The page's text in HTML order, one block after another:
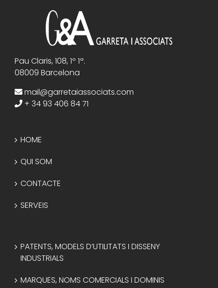
Pau Claris, 108, 1º 1ª.
08009 Barcelona
mail@garretaiassociats.com
+ 34 93 406 84 71
HOME
QUI SOM
CONTACTE
SERVEIS
PATENTS, MODELS D’UTILITATS I DISSENY
INDUSTRIALS
MARQUES, NOMS COMERCIALS I DOMINIS